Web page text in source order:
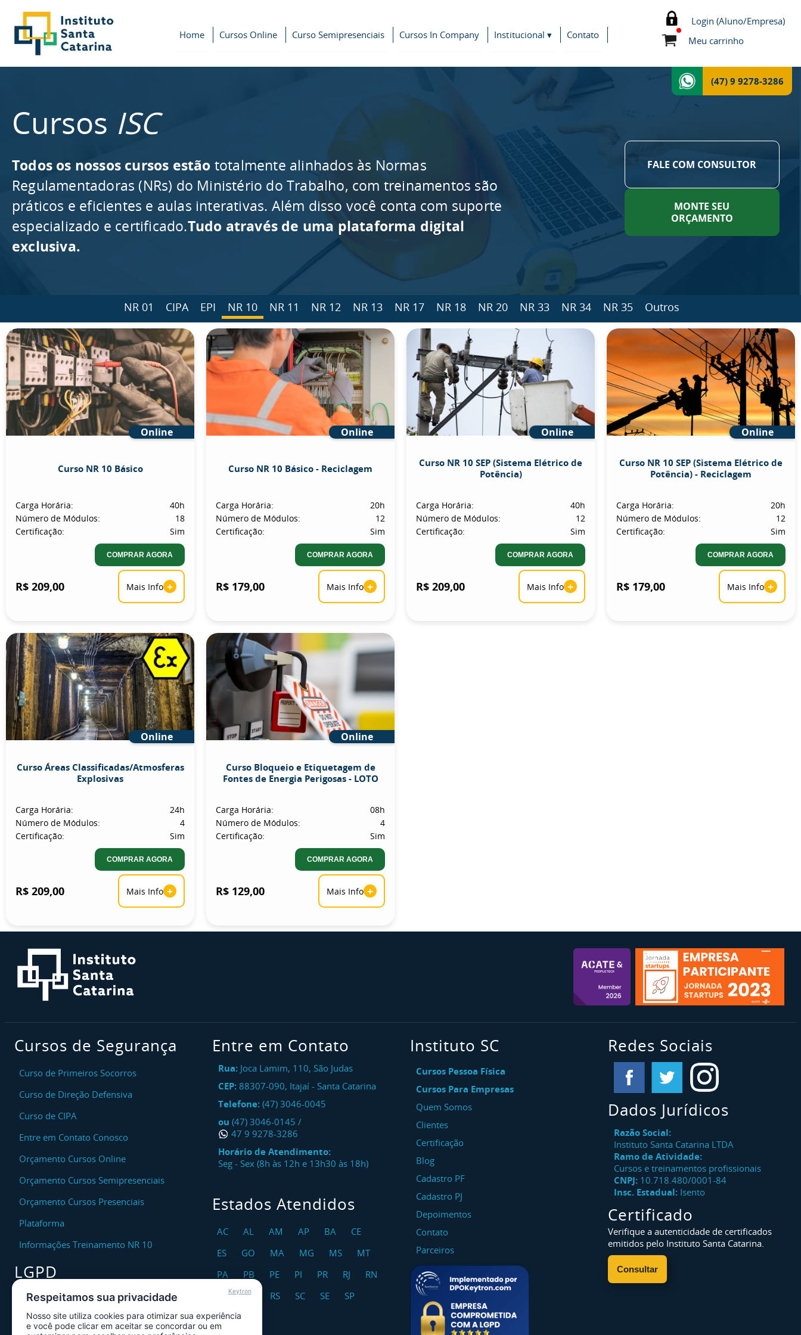
Home Cursos Online Curso Semipresenciais Cursos In Company Institucional ▾ Contato
Login (Aluno/Empresa)
Meu carrinho
(47) 9 9278-3286
Cursos ISC
Todos os nossos cursos estão totalmente alinhados às Normas
Regulamentadoras (NRs) do Ministério do Trabalho, com treinamentos são
práticos e eficientes e aulas interativas. Além disso você conta com suporte
especializado e certificado.Tudo através de uma plataforma digital
exclusiva.
FALE COM CONSULTOR
MONTE SEU
ORÇAMENTO
NR 01 CIPA EPI NR 10 NR 11 NR 12 NR 13 NR 17 NR 18 NR 20 NR 33 NR 34 NR 35 Outros
Online
Curso NR 10 Básico
Carga Horária:
40h
Número de Módulos:
18
Certificação:
Sim
COMPRAR AGORA
R$ 209,00 Mais Info +
Online
Curso NR 10 Básico - Reciclagem
Carga Horária:
20h
Número de Módulos:
12
Certificação:
Sim
COMPRAR AGORA
R$ 179,00 Mais Info +
Online
Curso NR 10 SEP (Sistema Elétrico de
Potência)
Carga Horária:
40h
Número de Módulos:
12
Certificação:
Sim
COMPRAR AGORA
R$ 209,00 Mais Info +
Online
Curso NR 10 SEP (Sistema Elétrico de
Potência) - Reciclagem
Carga Horária:
20h
Número de Módulos:
12
Certificação:
Sim
COMPRAR AGORA
R$ 179,00 Mais Info +
Online
Curso Áreas Classificadas/Atmosferas
Explosivas
Carga Horária:
24h
Número de Módulos:
4
Certificação:
Sim
COMPRAR AGORA
R$ 209,00 Mais Info +
Online
Curso Bloqueio e Etiquetagem de
Fontes de Energia Perigosas - LOTO
Carga Horária:
08h
Número de Módulos:
4
Certificação:
Sim
COMPRAR AGORA
R$ 129,00 Mais Info +
Cursos de Segurança
Curso de Primeiros Socorros
Curso de Direção Defensiva
Curso de CIPA
Entre em Contato Conosco
Orçamento Cursos Online
Orçamento Cursos Semipresenciais
Orçamento Cursos Presenciais
Plataforma
Informações Treinamento NR 10
LGPD
Encarregado DPO
Canal de Atendimento ao Titular dos
Dados
Entre em Contato
Rua: Joca Lamim, 110, São Judas
CEP: 88307-090, Itajaí - Santa Catarina
Telefone: (47) 3046-0045
ou (47) 3046-0145 /
47 9 9278-3286
Horário de Atendimento:
Seg - Sex (8h às 12h e 13h30 às 18h)
Estados Atendidos
AC AL AM AP BA
CE
ES
GO MA MG MS
MT
PA
PB PE PI PR RJ
RN
RO
RR RS SC SE
SP
TO
Instituto SC
Cursos Pessoa Física
Cursos Para Empresas
Quem Somos
Clientes
Certificação
Blog
Cadastro PF
Cadastro PJ
Depoimentos
Contato
Parceiros
Redes Sociais
Dados Jurídicos
Razão Social:
Instituto Santa Catarina LTDA
Ramo de Atividade:
Cursos e treinamentos profissionais
CNPJ: 10.718.480/0001-84
Insc. Estadual: Isento
Certificado
Verifique a autenticidade de certificados
emitidos pelo Instituto Santa Catarina.
Consultar
Keytron
Respeitamos sua privacidade
Nosso site utiliza cookies para otimizar sua experiência
e você pode clicar em aceitar se concordar ou em